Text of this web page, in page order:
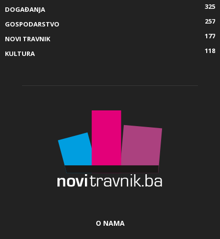
DOGAĐANJA
325
GOSPODARSTVO
257
NOVI TRAVNIK
177
KULTURA
118
O NAMA